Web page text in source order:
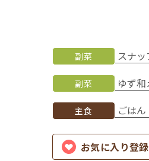
副菜 スナ
副菜 ゆず和
主食 ごはん
お気に入り登